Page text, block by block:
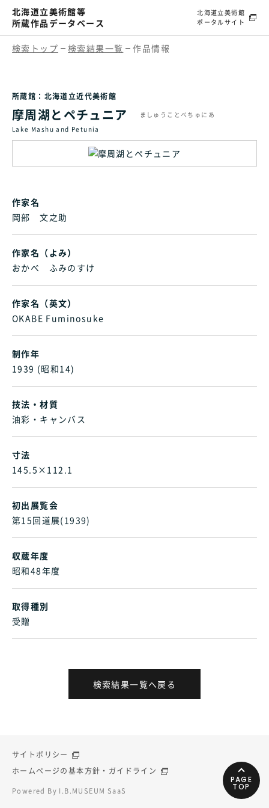
北海道立美術館等
所蔵作品データベース
北海道立美術館
ポータルサイト
検索トップ 検索結果一覧 作品情報
所蔵館：北海道立近代美術館
摩周湖とペチュニア
ましゅうことぺちゅにあ
Lake Mashu and Petunia
作家名
岡部 文之助
作家名（よみ）
おかべ ふみのすけ
作家名（英文）
OKABE Fuminosuke
制作年
1939 (昭和14)
技法・材質
油彩・キャンバス
寸法
145.5×112.1
初出展覧会
第15回道展(1939)
収蔵年度
昭和48年度
取得種別
受贈
検索結果一覧へ戻る
Powered By I.B.MUSEUM SaaS
サイトポリシー
ホームページの基本方針・ガイドライン
PAGE
TOP